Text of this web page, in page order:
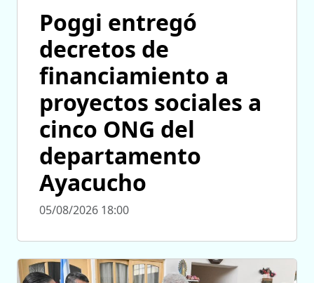
Poggi entregó
decretos de
financiamiento a
proyectos sociales a
cinco ONG del
departamento
Ayacucho
05/08/2026 18:00